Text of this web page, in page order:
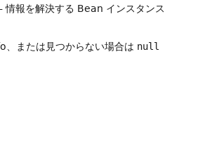
- 情報を解決する Bean インスタンス
または見つからない場合は null